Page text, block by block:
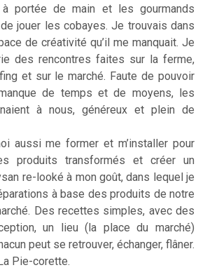
portée de main et les gourmands
jouer les cobayes. Je trouvais dans
de créativité qu’il me manquait. Je
des rencontres faites sur la ferme,
et sur le marché. Faute de pouvoir
de temps et de moyens, les
à nous, généreux et plein de
aussi me former et m’installer pour
produits transformés et créer un
re-looké à mon goût, dans lequel je
à base des produits de notre
Des recettes simples, avec des
un lieu (la place du marché)
peut se retrouver, échanger, flâner.
Pie-corette.